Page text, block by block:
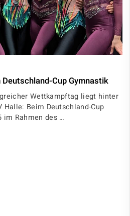
Cup Gymnastik
Wettkampftag liegt hinter
Halle: Beim Deutschland-Cup
im Rahmen des …